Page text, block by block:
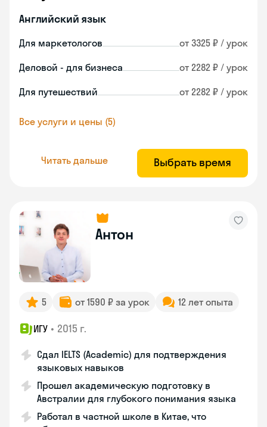
Английский язык
Для маркетологов от 3325 ₽ / урок
Деловой - для бизнеса от 2282 ₽ / урок
Для путешествий от 2282 ₽ / урок
Все услуги и цены (5)
Читать дальше Выбрать время
Антон
5 от 1590 ₽ за урок 12 лет опыта
ИГУ • 2015 г.
Сдал IELTS (Academic) для подтверждения
языковых навыков
Прошел академическую подготовку в
Австралии для глубокого понимания языка
Работал в частной школе в Китае, что